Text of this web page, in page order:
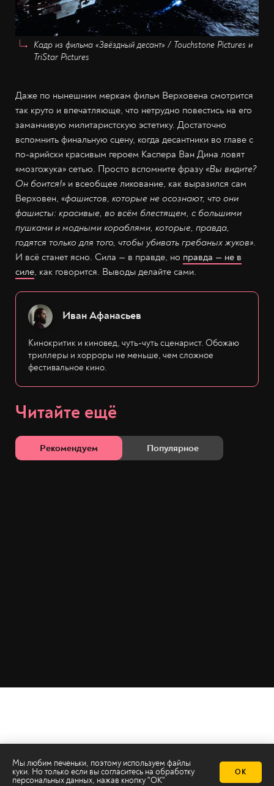
Кадр из фильма «Звёздный десант» / Touchstone Pictures и
TriStar Pictures
Даже по нынешним меркам фильм Верховена смотрится
так круто и впечатляюще, что нетрудно повестись на его
заманчивую милитаристскую эстетику. Достаточно
вспомнить финальную сцену, когда десантники во главе с
по-арийски красивым героем Каспера Ван Дина ловят
«мозгожука» сетью. Просто вспомните фразу «Вы видите?
Он боится!» и всеобщее ликование, как выразился сам
Верховен, «фашистов, которые не осознают, что они
фашисты: красивые, во всём блестящем, с большими
пушками и модными кораблями, которые, правда,
годятся только для того, чтобы убивать гребаных жуков».
И всё станет ясно. Сила — в правде, но правда — не в
силе, как говорится. Выводы делайте сами.
Иван Афанасьев
Кинокритик и киновед, чуть-чуть сценарист. Обожаю
триллеры и хорроры не меньше, чем сложное
фестивальное кино.
Читайте ещё
Рекомендуем Популярное
Мы любим печеньки, поэтому используем файлы
куки. Но только если вы согласитесь на обработку
персональных данных, нажав кнопку "ОК"
ОК